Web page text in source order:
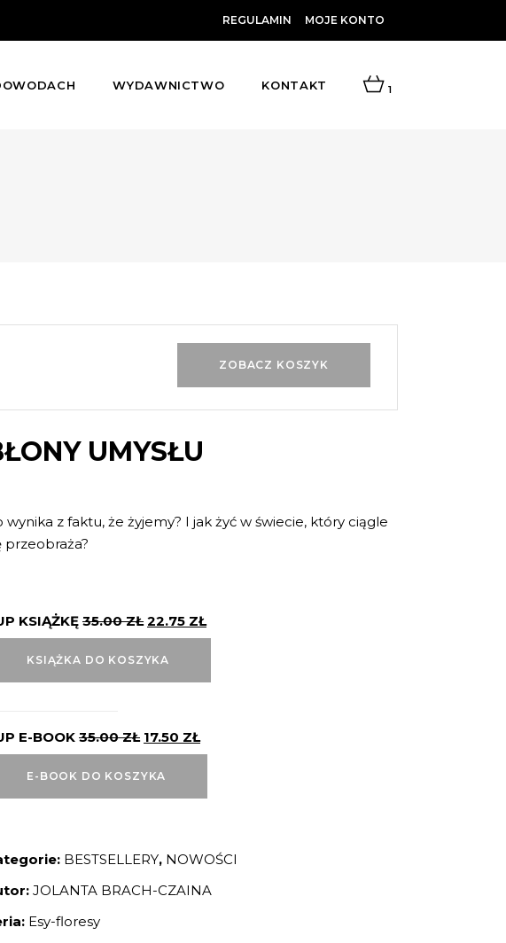
REGULAMIN MOJE KONTO
WYDAWNICTWO KONTAKT 1
ZOBACZ KOSZYK
UMYSŁU
wynika z faktu, że żyjemy? I jak żyć w świecie, który ciągle
przeobraża?
KSIĄŻKĘ 35.00ZŁ 22.75 ZŁ
KSIĄŻKA DO KOSZYKA
E-BOOK 35.00ZŁ 17.50 ZŁ
E-BOOK DO KOSZYKA
BESTSELLERY, NOWOŚCI
JOLANTA BRACH-CZAINA
Esy-floresy